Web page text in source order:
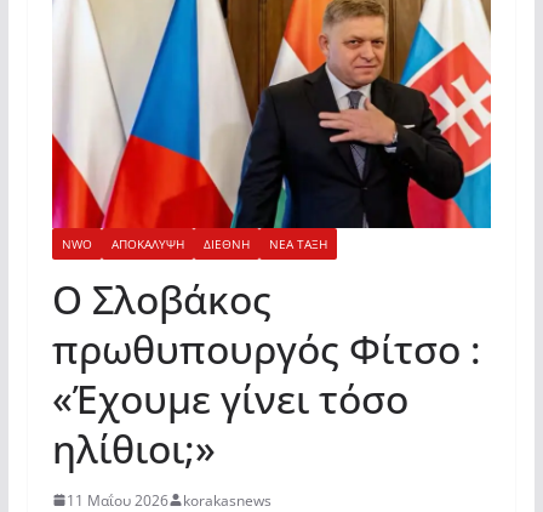
NWO ΑΠΟΚΑΛΥΨΗ ΔΙΕΘΝΗ ΝΕΑ ΤΑΞΗ
Ο Σλοβάκος
πρωθυπουργός Φίτσο :
«Έχουμε γίνει τόσο
ηλίθιοι;»
11 Μαΐου 2026 korakasnews